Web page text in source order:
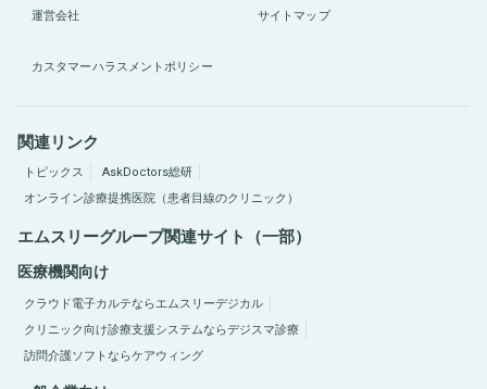
運営会社 サイトマップ
カスタマーハラスメントポリシー
関連リンク
トピックス
AskDoctors総研
オンライン診療提携医院（患者目線のクリニック）
エムスリーグループ関連サイト（一部）
医療機関向け
クラウド電子カルテならエムスリーデジカル
クリニック向け診療支援システムならデジスマ診療
訪問介護ソフトならケアウィング